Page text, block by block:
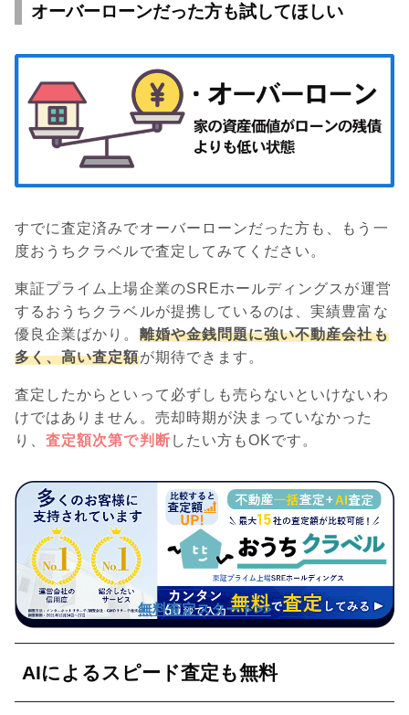
オーバーローンだった方も試してほしい
すでに査定済みでオーバーローンだった方も、もう一
度おうちクラベルで査定してみてください。
東証プライム上場企業のSREホールディングスが運営
するおうちクラベルが提携しているのは、実績豊富な
優良企業ばかり。 離婚や金銭問題に強い不動産会社も
多く、高い査定額が期待できます。
査定したからといって必ずしも売らないといけないわ
けではありません。売却時期が決まっていなかった
り、査定額次第で判断 したい方もOKです。
無料査定スタート>>
AIによるスピード査定も無料